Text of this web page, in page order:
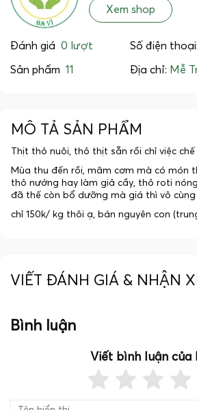
Xem shop
Đánh giá 0 lượt Số điện thoại:
Sản phẩm 11 Địa chỉ: Mễ
MÔ TẢ SẢN PHẨM
Thịt thỏ nuôi, thỏ thịt sẵn rồi chỉ việc chế
Mùa thu đến rồi, mâm cơm mà có món
thỏ nướng hay làm giả cầy, thỏ roti
đã thế còn bổ dưỡng mà giá thì vô cùng
chỉ 150k/ kg thôi ạ, bán nguyên con
VIẾT ĐÁNH GIÁ & NHẬN
Bình luận
Viết bình luận của